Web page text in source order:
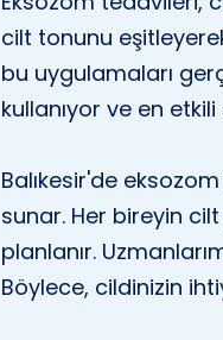
cilt tonunu
bu uygulamaları
kullanıyor ve en
Balıkesir'de
sunar. Her bireyin
planlanır.
Böylece, cildinizin